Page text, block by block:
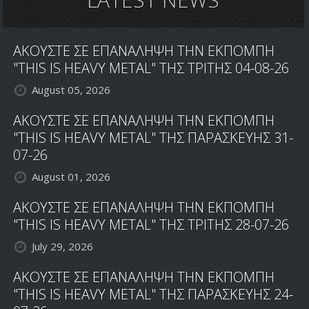
ΑΚΟΥΣΤΕ ΣΕ ΕΠΑΝΑΛΗΨΗ ΤΗΝ ΕΚΠΟΜΠΗ
"THIS IS HEAVY METAL" ΤΗΣ ΤΡΙΤΗΣ 04-08-26
August 05, 2026
ΑΚΟΥΣΤΕ ΣΕ ΕΠΑΝΑΛΗΨΗ ΤΗΝ ΕΚΠΟΜΠΗ
"THIS IS HEAVY METAL" ΤΗΣ ΠΑΡΑΣΚΕΥΗΣ 31-
07-26
August 01, 2026
ΑΚΟΥΣΤΕ ΣΕ ΕΠΑΝΑΛΗΨΗ ΤΗΝ ΕΚΠΟΜΠΗ
"THIS IS HEAVY METAL" ΤΗΣ ΤΡΙΤΗΣ 28-07-26
July 29, 2026
ΑΚΟΥΣΤΕ ΣΕ ΕΠΑΝΑΛΗΨΗ ΤΗΝ ΕΚΠΟΜΠΗ
"THIS IS HEAVY METAL" ΤΗΣ ΠΑΡΑΣΚΕΥΗΣ 24-